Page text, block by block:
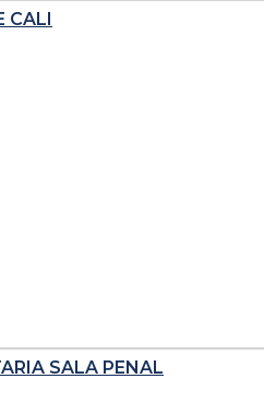
CALI
SALA PENAL